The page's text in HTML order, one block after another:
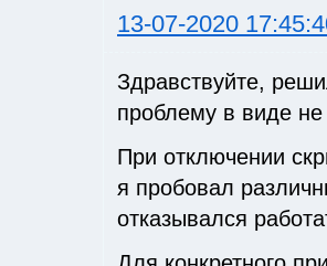
13-07-2020
Здравствуйте,
проблему в виде
При отключении
я пробовал
отказывался